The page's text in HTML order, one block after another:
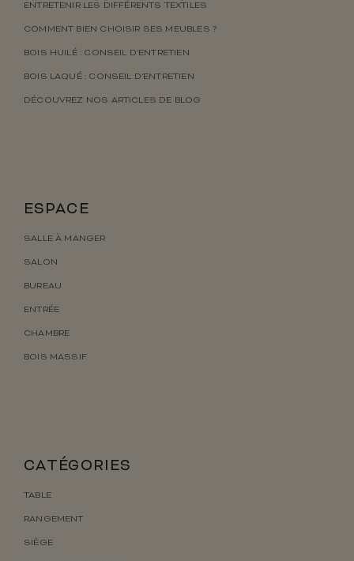
ENTRETENIR LES DIFFÉRENTS TEXTILES
COMMENT BIEN CHOISIR SES MEUBLES ?
BOIS HUILÉ : CONSEIL D’ENTRETIEN
BOIS LAQUÉ : CONSEIL D’ENTRETIEN
DÉCOUVREZ NOS ARTICLES DE BLOG
ESPACE
SALLE À MANGER
SALON
BUREAU
ENTRÉE
CHAMBRE
BOIS MASSIF
CATÉGORIES
TABLE
RANGEMENT
SIÈGE